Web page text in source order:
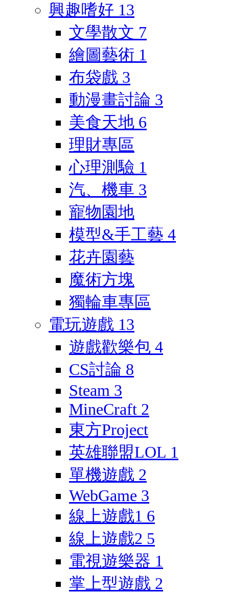
興趣嗜好 13
文學散文 7
繪圖藝術 1
布袋戲 3
動漫畫討論 3
美食天地 6
理財專區
心理測驗 1
汽、機車 3
寵物園地
模型&手工藝 4
花卉園藝
魔術方塊
獨輪車專區
電玩遊戲 13
遊戲歡樂包 4
CS討論 8
Steam 3
MineCraft 2
東方Project
英雄聯盟LOL 1
單機遊戲 2
WebGame 3
線上遊戲1 6
線上遊戲2 5
電視遊樂器 1
掌上型遊戲 2